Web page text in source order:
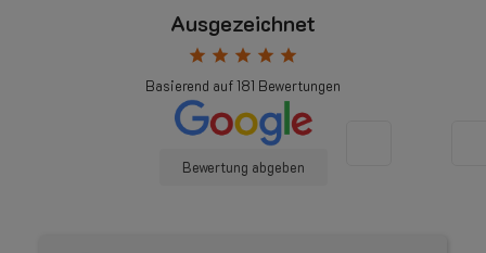
Ausgezeichnet
star star star star star
Basierend auf181 Bewertungen
Bewertung abgeben